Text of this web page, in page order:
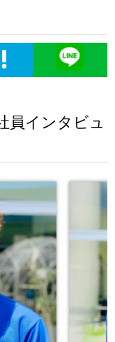
員インタビュ